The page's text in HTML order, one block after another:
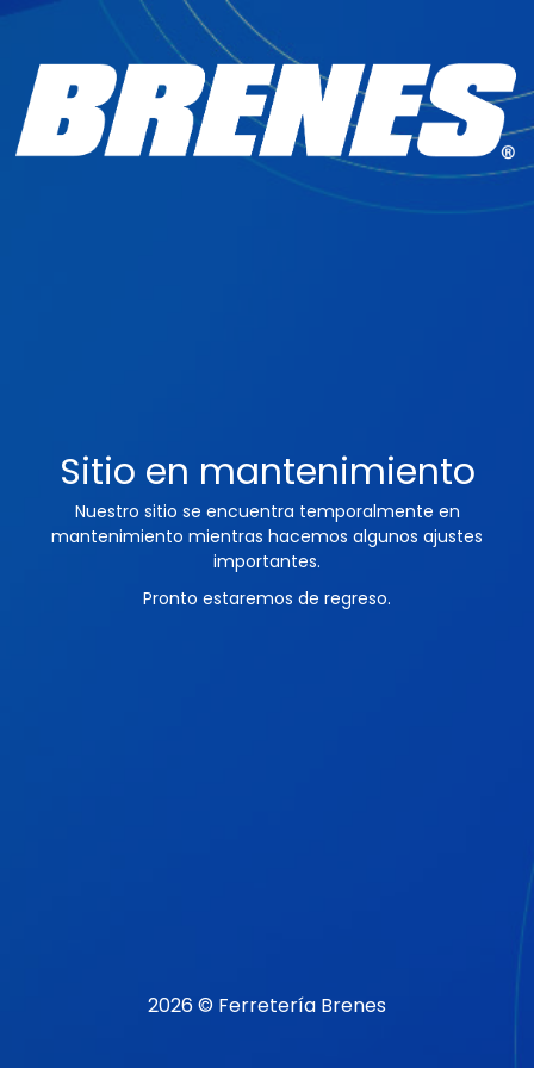
Sitio en mantenimiento
Nuestro sitio se encuentra temporalmente en
mantenimiento mientras hacemos algunos ajustes
importantes.
Pronto estaremos de regreso.
2026 © Ferretería Brenes